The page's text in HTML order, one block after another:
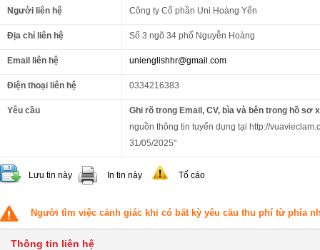
Người liên hệ Công ty Cổ phần Uni Hoàng Yến
Địa chỉ liên hệ Số 3 ngõ 34 phố Nguyễn Hoàng
Email liên hệ unienglishhr@gmail.com
Điện thoại liên hệ 0334216383
Yêu cầu
Ghi rõ trong Email, CV, bìa và bên trong hồ sơ
nguồn thông tin tuyển dụng tại http://
31/05/2025"
Lưu tin này In tin này Tố cáo
Người tìm việc cảnh giác khi có bất kỳ yêu cầu thu phí từ phía
Thông tin liên hệ